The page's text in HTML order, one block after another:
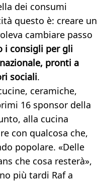
dei consumi
questo è: creare un
cambiare passo
i consigli per gli
pronti a
sociali.
ceramiche,
16 sponsor della
alla cucina
con qualcosa che,
popolare. «Delle
che cosa resterà»,
più tardi Raf a